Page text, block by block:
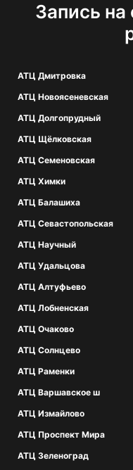
Запись
АТЦ Дмитровка
АТЦ Новоясеневская
АТЦ Долгопрудный
АТЦ Щёлковская
АТЦ Семеновская
АТЦ Химки
АТЦ Балашиха
АТЦ Севастопольская
АТЦ Научный
АТЦ Удальцова
АТЦ Алтуфьево
АТЦ Лобненская
АТЦ Очаково
АТЦ Солнцево
АТЦ Раменки
АТЦ Варшавское ш
АТЦ Измайлово
АТЦ Проспект Мира
АТЦ Зеленоград